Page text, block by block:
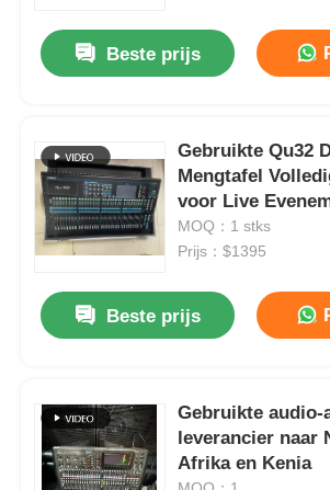
Producten
Beste prijs
Gebruikte Qu32
Mengtafel
voor Live
Kerkgeluid | Hot-
Nigeria, Zuid-
MOQ：1 stks
Prijs：$1395
Beste prijs
Gebruikte audio-
leverancier naar
Afrika en Kenia